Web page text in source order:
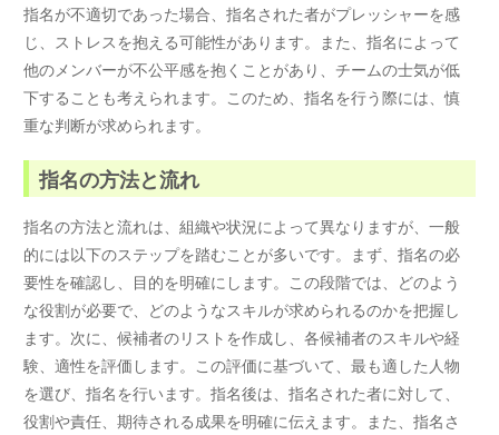
指名が不適切であった場合、指名された者がプレッシャーを感
じ、ストレスを抱える可能性があります。また、指名によって
他のメンバーが不公平感を抱くことがあり、チームの士気が低
下することも考えられます。このため、指名を行う際には、慎
重な判断が求められます。
指名の方法と流れ
指名の方法と流れは、組織や状況によって異なりますが、一般
的には以下のステップを踏むことが多いです。まず、指名の必
要性を確認し、目的を明確にします。この段階では、どのよう
な役割が必要で、どのようなスキルが求められるのかを把握し
ます。次に、候補者のリストを作成し、各候補者のスキルや経
験、適性を評価します。この評価に基づいて、最も適した人物
を選び、指名を行います。指名後は、指名された者に対して、
役割や責任、期待される成果を明確に伝えます。また、指名さ